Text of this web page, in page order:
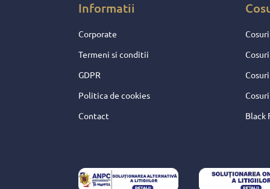
Informatii
Corporate
Termeni si conditii
GDPR
Politica de cookies
Contact Black